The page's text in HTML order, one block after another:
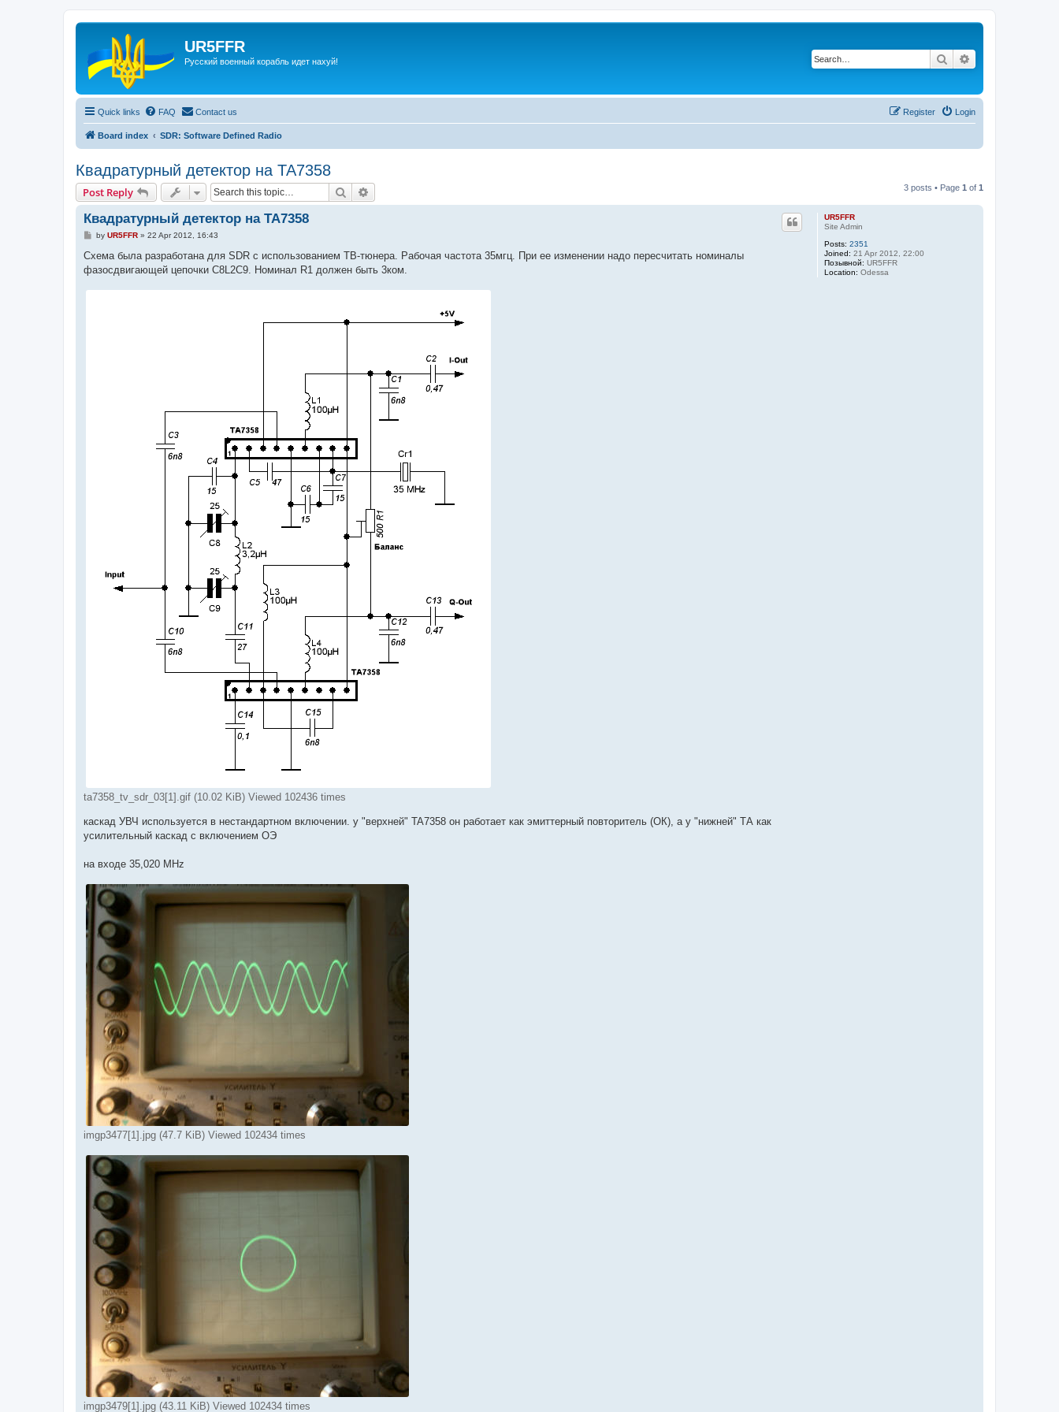
UR5FFR
Русский военный корабль идет нахуй! Search
Quick links FAQ Contact us Login
Register
Board index SDR: Software Defined Radio
Квадратурный детектор на TA7358
Post Reply Search 3 posts • Page 1 of 1
UR5FFR
Site Admin
Posts: 2351
Joined: 21 Apr 2012, 22:00
Позывной: UR5FFR
Location: Odessa
Квадратурный детектор на TA7358
P
s
by UR5FFR» 22 Apr 2012, 16:43
Схема была разработана для SDR с использованием ТВ-тюнера. Рабочая частота 35мгц. При ее изменении надо пересчитать номиналы
фазосдвигающей цепочки C8L2C9. Номинал R1 должен быть 3ком.
ta7358_tv_sdr_03[1].gif (10.02 KiB) Viewed 102436 times
каскад УВЧ используется в нестандартном включении. у "верхней" TA7358 он работает как эмиттерный повторитель (ОК), а у "нижней" ТА как
усилительный каскад с включением ОЭ
на входе 35,020 MHz
imgp3477[1].jpg (47.7 KiB) Viewed 102434 times
imgp3479[1].jpg (43.11 KiB) Viewed 102434 times